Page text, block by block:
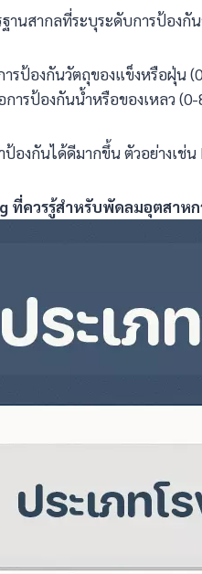
ฐานสากลที่ระบุระดับการป้อง
ารป้องกันวัตถุของแข็งหรือฝุ่น
การป้องกันน้ำหรือของเหลว
ป้องกันได้ดีมากขึ้น ตัวอย่างเ
ที่ควรรู้สำหรับพัดลมอุตสาหก